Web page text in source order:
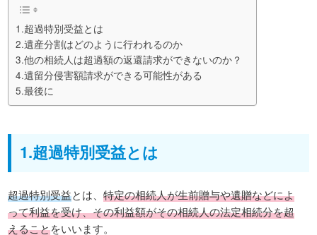
1.超過特別受益とは
2.遺産分割はどのように行われるのか
3.他の相続人は超過額の返還請求ができないのか？
4.遺留分侵害額請求ができる可能性がある
5.最後に
1.超過特別受益とは
超過特別受益とは、特定の相続人が生前贈与や遺贈などによ
って利益を受け、その利益額がその相続人の法定相続分を超
えることをいいます。